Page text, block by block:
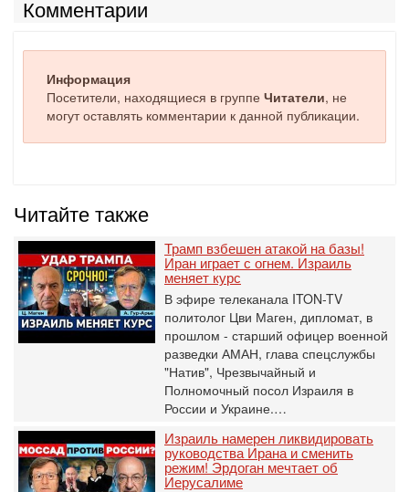
Комментарии
Информация
Посетители, находящиеся в группе Читатели, не
могут оставлять комментарии к данной публикации.
Читайте также
Трамп взбешен атакой на базы!
Иран играет с огнем. Израиль
меняет курс
В эфире телеканала ITON-TV
политолог Цви Маген, дипломат, в
прошлом - старший офицер военной
разведки АМАН, глава спецслужбы
"Натив", ‎Чрезвычайный и
Полномочный посол Израиля в
России и Украине.…
Израиль намерен ликвидировать
руководства Ирана и сменить
режим! Эрдоган мечтает об
Иерусалиме